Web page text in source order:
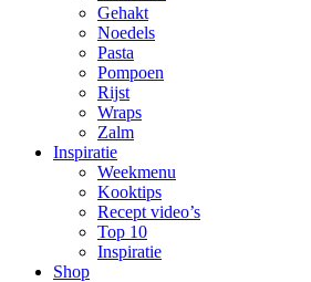
Gehakt
Noedels
Pasta
Pompoen
Rijst
Wraps
Zalm
Inspiratie
Weekmenu
Kooktips
Recept video’s
Top 10
Inspiratie
Shop